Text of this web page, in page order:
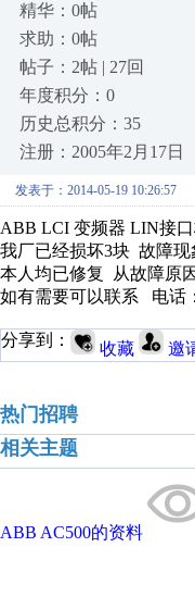
精华：0帖
求助：0帖
帖子：2帖 | 27回
年度积分：0
历史总积分：35
注册：2005年2月17日
发表于：2014-05-19 10:26:57
ABB LCI 变频器 LIN接口
我厂已经损坏3块 故障
本人均已修复 从故障原
如有需要可以联系 电话
分享到： 收藏 邀
热门招聘
相关主题
ABB AC500的资料